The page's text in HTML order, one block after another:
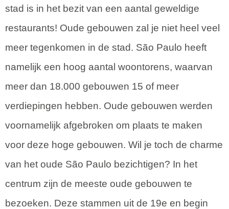
stad is in het bezit van een aantal geweldige
restaurants! Oude gebouwen zal je niet heel veel
meer tegenkomen in de stad. São Paulo heeft
namelijk een hoog aantal woontorens, waarvan
meer dan 18.000 gebouwen 15 of meer
verdiepingen hebben. Oude gebouwen werden
voornamelijk afgebroken om plaats te maken
voor deze hoge gebouwen. Wil je toch de charme
van het oude São Paulo bezichtigen? In het
centrum zijn de meeste oude gebouwen te
bezoeken. Deze stammen uit de 19e en begin